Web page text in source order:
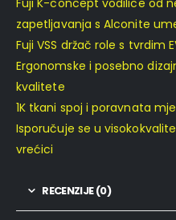
zapetljavanja s Alconite
Fuji VSS držač role s tvrdim
Ergonomske i posebno
kvalitete
1K tkani spoj i poravnata
Isporučuje se u
vrećici
RECENZIJE (0)